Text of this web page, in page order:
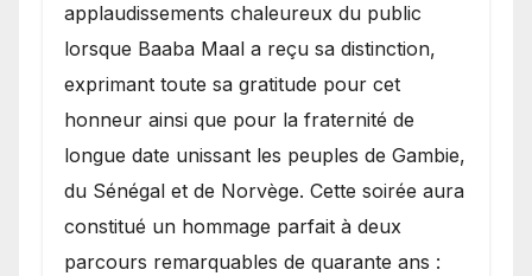
applaudissements chaleureux du public
lorsque Baaba Maal a reçu sa distinction,
exprimant toute sa gratitude pour cet
honneur ainsi que pour la fraternité de
longue date unissant les peuples de Gambie,
du Sénégal et de Norvège. Cette soirée aura
constitué un hommage parfait à deux
parcours remarquables de quarante ans :